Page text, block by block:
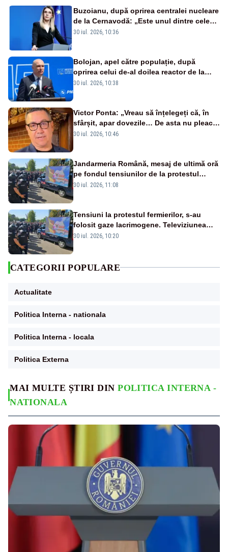
MAI MULTE ȘTIRI DINPOLITICA INTERNA -
NATIONALA
Buzoianu, după oprirea centralei nucleare
de la Cernavodă: „Este unul dintre cele
mai grave episoade de secetă din ultimii
30 iul. 2026, 10:36
Bolojan, apel către populație, după
oprirea celui de-al doilea reactor de la
Cernavodă: „Să își reducă consumul în
30 iul. 2026, 10:38
Victor Ponta: „Vreau să înțelegeți că, în
sfârșit, apar dovezile… De asta nu pleacă
Bolojan și useriștii”
30 iul. 2026, 10:46
Jandarmeria Română, mesaj de ultimă oră
pe fondul tensiunilor de la protestul
masiv al fermierilor - VIDEO
30 iul. 2026, 11:08
Tensiuni la protestul fermierilor, s-au
folosit gaze lacrimogene. Televiziunea
Poporului face apel la calm – LIVE TEXT
30 iul. 2026, 10:20
CATEGORII POPULARE
Actualitate
Politica Interna - nationala
Politica Interna - locala
Politica Externa